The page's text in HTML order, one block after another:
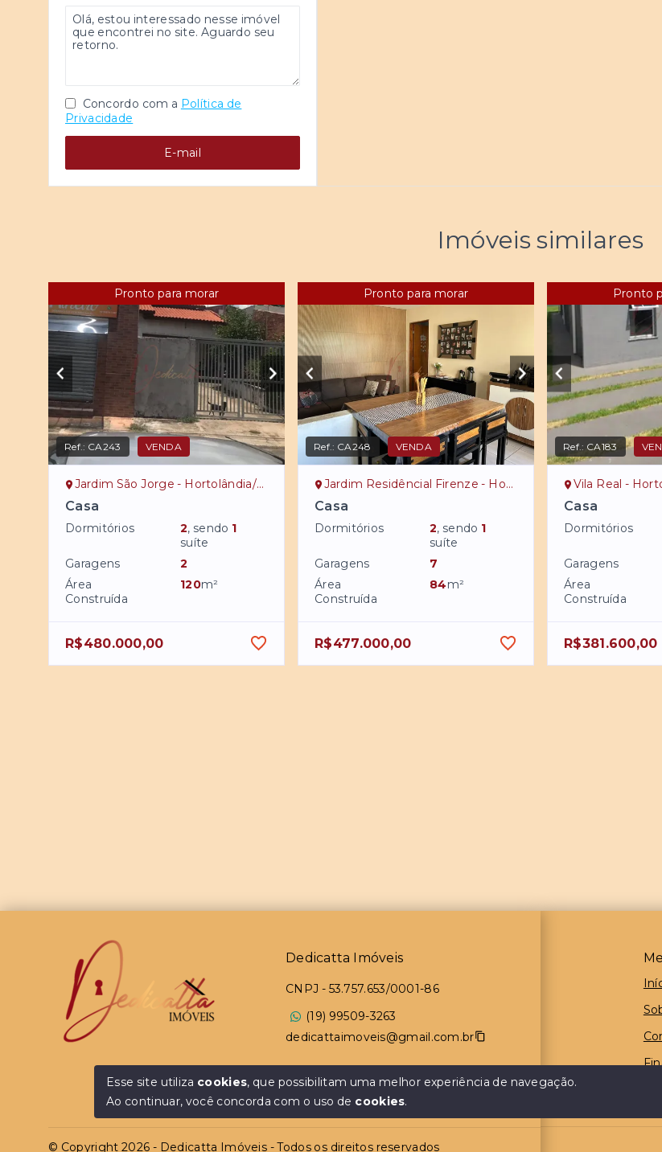
Concordo com a Política de
Privacidade
E-mail
Imóveis similares
Pronto para morar
Ref.: CA243 VENDA
Jardim São Jorge - Hortolândia/SP
Casa
Dormitórios 2, sendo 1
suíte
Garagens
2
Área
Construída
120m²
R$480.000,00
Pronto para morar
Ref.: CA248 VENDA
Jardim Residêncial Firenze - Hortolândia/SP
Casa
Dormitórios 2, sendo 1
suíte
Garagens
7
Área
Construída
84m²
R$477.000,00
Pronto
Ref.: CA183
Vila Real -
Casa
Dormitórios
Garagens
Área
Construída
R$381.600,00
Dedicatta Imóveis
CNPJ - 53.757.653/0001-86
(19) 99509-3263
dedicattaimoveis@gmail.com.br
© Copyright 2026 - Dedicatta Imóveis - Todos os direitos reservados
Esse site utiliza cookies, que possibilitam uma melhor experiência de navegação.
Ao continuar, você concorda com o uso de cookies.